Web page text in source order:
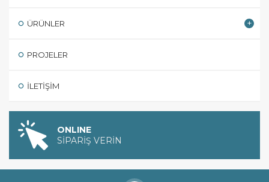
ÜRÜNLER
PROJELER
İLETIŞIM
ONLINE
SİPARİŞ VERİN